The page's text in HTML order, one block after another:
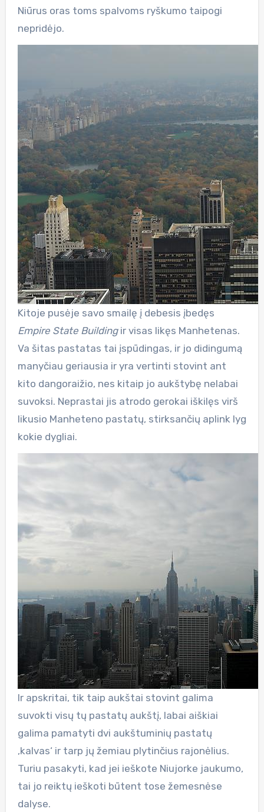
Niūrus oras toms spalvoms ryškumo taipogi
nepridėjo.
Kitoje pusėje savo smailę į debesis įbedęs
Empire State Building ir visas likęs Manhetenas.
Va šitas pastatas tai įspūdingas, ir jo didingumą
manyčiau geriausia ir yra vertinti stovint ant
kito dangoraižio, nes kitaip jo aukštybę nelabai
suvoksi. Neprastai jis atrodo gerokai iškilęs virš
likusio Manheteno pastatų, stirksančių aplink lyg
kokie dygliai.
Ir apskritai, tik taip aukštai stovint galima
suvokti visų tų pastatų aukštį, labai aiškiai
galima pamatyti dvi aukštuminių pastatų
‚kalvas‘ ir tarp jų žemiau plytinčius rajonėlius.
Turiu pasakyti, kad jei ieškote Niujorke jaukumo,
tai jo reiktų ieškoti būtent tose žemesnėse
dalyse.